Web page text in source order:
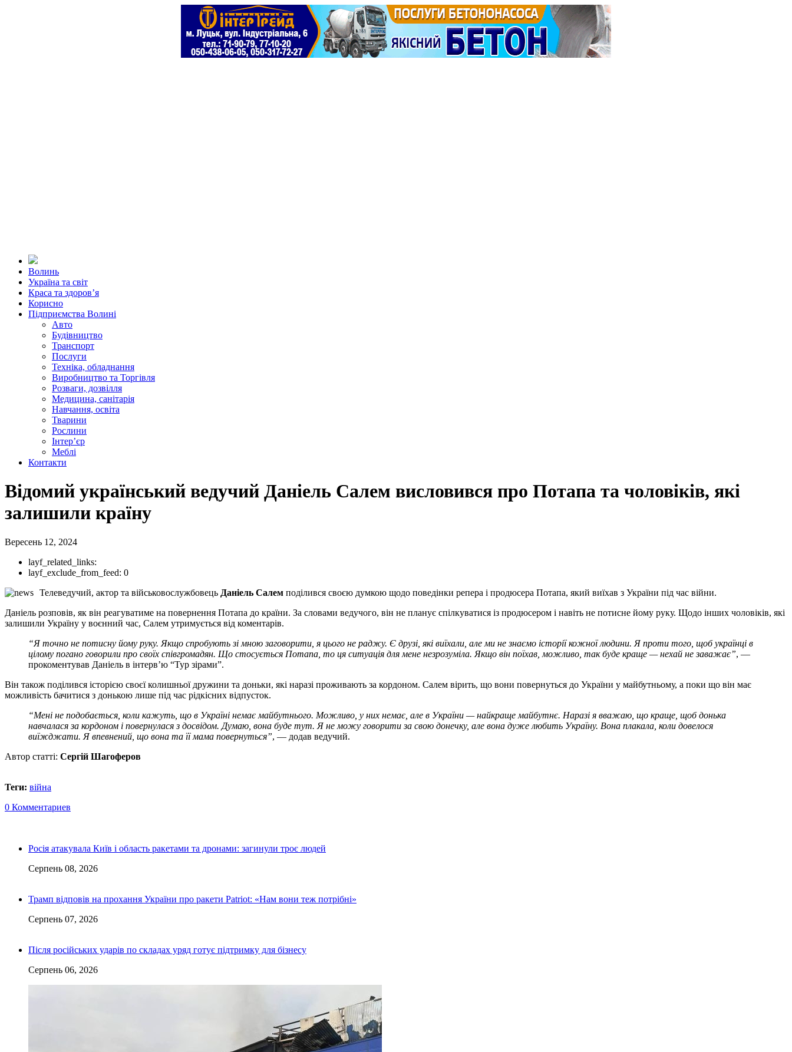
Волинь
Україна та світ
Краса та здоров’я
Корисно
Підприємства Волині
Авто
Будівництво
Транспорт
Послуги
Техніка, обладнання
Виробництво та Торгівля
Розваги, дозвілля
Медицина, санітарія
Навчання, освіта
Тварини
Рослини
Інтер’єр
Меблі
Контакти
Відомий український ведучий Даніель Салем висловився про Потапа та чоловіків, які
залишили країну
Вересень 12, 2024
layf_related_links:
layf_exclude_from_feed: 0
Телеведучий, актор та військовослужбовець Даніель Салем поділився своєю думкою щодо поведінки репера і продюсера Потапа, який виїхав з України під час війни.
Даніель розповів, як він реагуватиме на повернення Потапа до країни. За словами ведучого, він не планує спілкуватися із продюсером і навіть не потисне йому руку. Щодо інших чоловіків, які
залишили Україну у воєнний час, Салем утримується від коментарів.
“Я точно не потисну йому руку. Якщо спробують зі мною заговорити, я цього не раджу. Є друзі, які виїхали, але ми не знаємо історії кожної людини. Я проти того, щоб українці в
цілому погано говорили про своїх співгромадян. Що стосується Потапа, то ця ситуація для мене незрозуміла. Якщо він поїхав, можливо, так буде краще — нехай не заважає”, —
прокоментував Даніель в інтерв’ю “Тур зірами”.
Він також поділився історією своєї колишньої дружини та доньки, які наразі проживають за кордоном. Салем вірить, що вони повернуться до України у майбутньому, а поки що він має
можливість бачитися з донькою лише під час рідкісних відпусток.
“Мені не подобається, коли кажуть, що в Україні немає майбутнього. Можливо, у них немає, але в України — найкраще майбутнє. Наразі я вважаю, що краще, щоб донька
навчалася за кордоном і повернулася з досвідом. Думаю, вона буде тут. Я не можу говорити за свою донечку, але вона дуже любить Україну. Вона плакала, коли довелося
виїжджати. Я впевнений, що вона та її мама повернуться”, — додав ведучий.
Автор статті: Сергій Шагоферов
Теги: війна
0 Комментариев
Росія атакувала Київ і область ракетами та дронами: загинули троє людей
Серпень 08, 2026
Трамп відповів на прохання України про ракети Patriot: «Нам вони теж потрібні»
Серпень 07, 2026
Після російських ударів по складах уряд готує підтримку для бізнесу
Серпень 06, 2026